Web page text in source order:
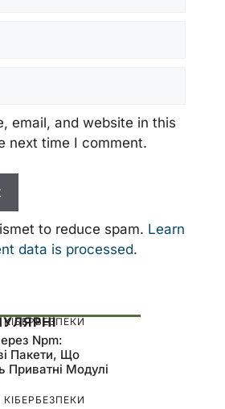
email, and website in this
next time I comment.
to reduce spam. Learn
data is processed.
Npm:
Пакети, Що
Приватні Модулі